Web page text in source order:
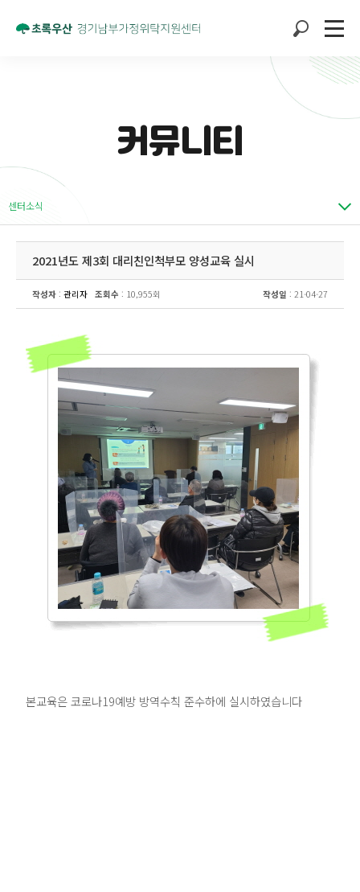
커뮤니티
센터소식
2021년도 제3회 대리친인척부모 양성교육 실시
작성자 : 관리자 조회수 : 10,955회 작성일 : 21-04-27
본교육은 코로나19예방 방역수칙 준수하에 실시하였습니다